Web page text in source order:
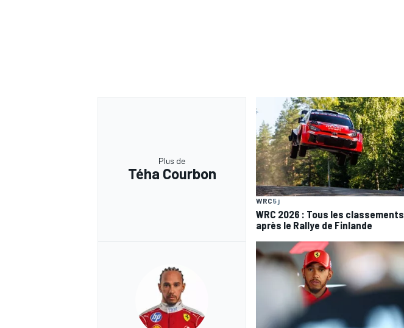
Plus de
Téha Courbon
WRC5 j
WRC 2026 : Tous les classements
après le Rallye de Finlande